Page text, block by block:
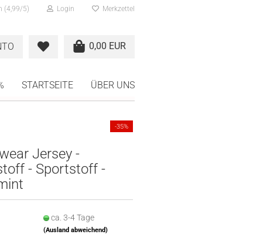
(4,99/5) Login Merkzettel
0,00 EUR
STARTSEITE ÜBER UNS
-35%
Jersey -
- Sportstoff -
ca. 3-4 Tage
(Ausland abweichend)